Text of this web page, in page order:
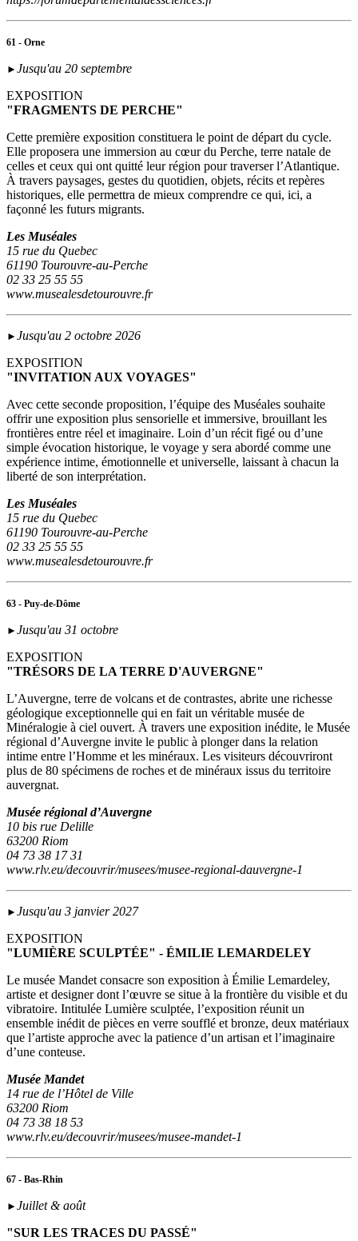
61 - Orne
► Jusqu'au 20 septembre
EXPOSITION
"FRAGMENTS DE PERCHE"
Cette première exposition constituera le point de départ du cycle.
Elle proposera une immersion au cœur du Perche, terre natale de
celles et ceux qui ont quitté leur région pour traverser l’Atlantique.
À travers paysages, gestes du quotidien, objets, récits et repères
historiques, elle permettra de mieux comprendre ce qui, ici, a
façonné les futurs migrants.
Les Muséales
15 rue du Quebec
61190 Tourouvre-au-Perche
02 33 25 55 55
www.musealesdetourouvre.fr
► Jusqu'au 2 octobre 2026
EXPOSITION
"INVITATION AUX VOYAGES"
Avec cette seconde proposition, l’équipe des Muséales souhaite
offrir une exposition plus sensorielle et immersive, brouillant les
frontières entre réel et imaginaire. Loin d’un récit figé ou d’une
simple évocation historique, le voyage y sera abordé comme une
expérience intime, émotionnelle et universelle, laissant à chacun la
liberté de son interprétation.
Les Muséales
15 rue du Quebec
61190 Tourouvre-au-Perche
02 33 25 55 55
www.musealesdetourouvre.fr
63 - Puy-de-Dôme
► Jusqu'au 31 octobre
EXPOSITION
"TRÉSORS DE LA TERRE D'AUVERGNE"
L’Auvergne, terre de volcans et de contrastes, abrite une richesse
géologique exceptionnelle qui en fait un véritable musée de
Minéralogie à ciel ouvert. À travers une exposition inédite, le Musée
régional d’Auvergne invite le public à plonger dans la relation
intime entre l’Homme et les minéraux. Les visiteurs découvriront
plus de 80 spécimens de roches et de minéraux issus du territoire
auvergnat.
Musée régional d’Auvergne
10 bis rue Delille
63200 Riom
04 73 38 17 31
www.rlv.eu/decouvrir/musees/musee-regional-dauvergne-1
► Jusqu'au 3 janvier 2027
EXPOSITION
"LUMIÈRE SCULPTÉE" - ÉMILIE LEMARDELEY
Le musée Mandet consacre son exposition à Émilie Lemardeley,
artiste et designer dont l’œuvre se situe à la frontière du visible et du
vibratoire. Intitulée Lumière sculptée, l’exposition réunit un
ensemble inédit de pièces en verre soufflé et bronze, deux matériaux
que l’artiste approche avec la patience d’un artisan et l’imaginaire
d’une conteuse.
Musée Mandet
14 rue de l’Hôtel de Ville
63200 Riom
04 73 38 18 53
www.rlv.eu/decouvrir/musees/musee-mandet-1
67 - Bas-Rhin
► Juillet & août
"SUR LES TRACES DU PASSÉ"